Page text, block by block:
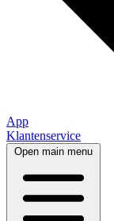
App
Klantenservice
Open main menu